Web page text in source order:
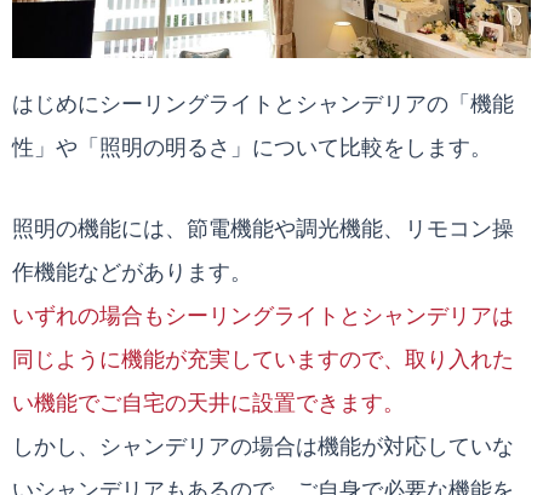
はじめにシーリングライトとシャンデリアの「機能
性」や「照明の明るさ」について比較をします。
照明の機能には、節電機能や調光機能、リモコン操
作機能などがあります。
いずれの場合もシーリングライトとシャンデリアは
同じように機能が充実していますので、取り入れた
い機能でご自宅の天井に設置できます。
しかし、シャンデリアの場合は機能が対応していな